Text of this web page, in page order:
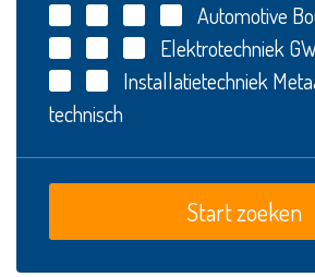
Automotive
Elektrotechniek
Installatietechniek
technisch